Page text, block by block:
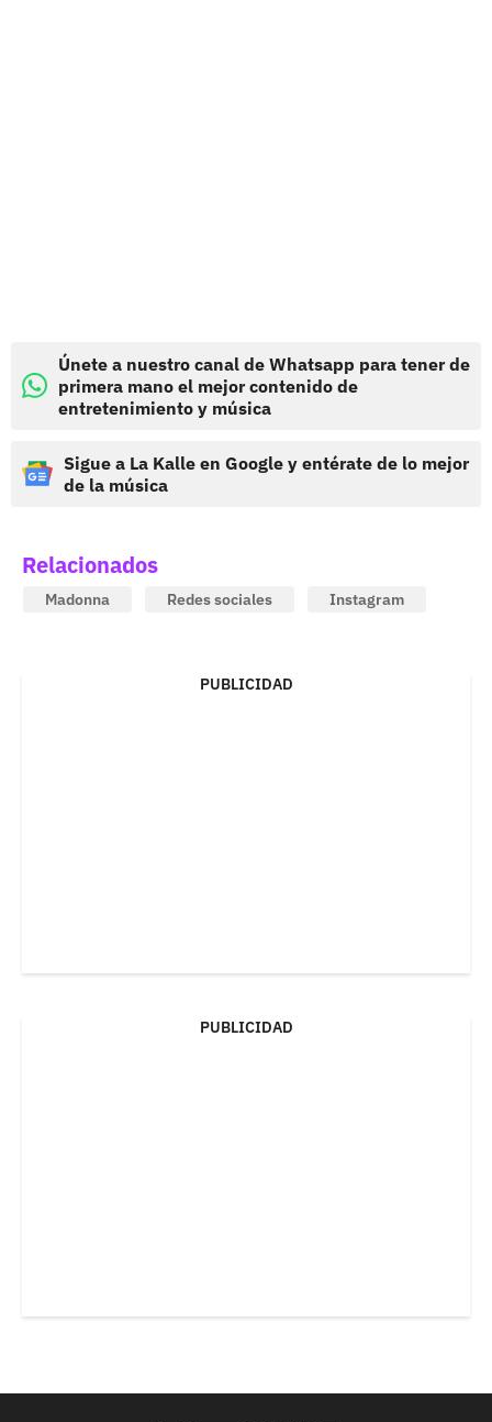
Únete a nuestro canal de Whatsapp para tener de
primera mano el mejor contenido de
entretenimiento y música
Sigue a La Kalle en Google y entérate de lo mejor
de la música
Relacionados
Madonna Redes sociales Instagram
PUBLICIDAD
PUBLICIDAD